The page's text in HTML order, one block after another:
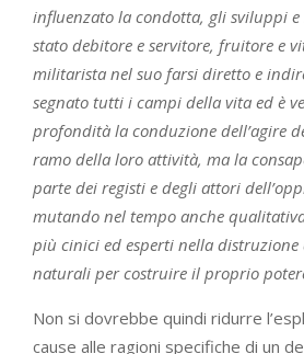
influenzato la condotta, gli sviluppi e
stato debitore e servitore, fruitore e
militarista nel suo farsi diretto e
segnato tutti i campi della vita ed è
profondità la conduzione dell’agire
ramo della loro attività, ma la
parte dei registi e degli attori
mutando nel tempo anche
più cinici ed esperti nella distruzione
naturali per costruire il proprio
Non si dovrebbe quindi ridurre
cause alle ragioni specifiche di un